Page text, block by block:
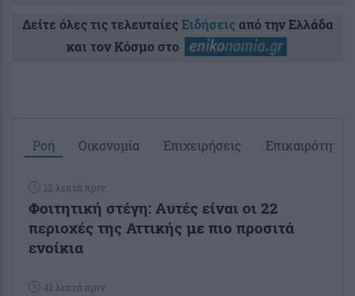
Δείτε όλες τις τελευταίεςΕιδήσειςαπό την Ελλάδα
και τον Κόσμο στο
Ροή Οικονομία Επιχειρήσεις Επικαιρότητα
12 λεπτά πριν
Φοιτητική στέγη: Aυτές είναι οι 22
περιοχές της Αττικής με πιο προσιτά
ενοίκια
41 λεπτά πριν